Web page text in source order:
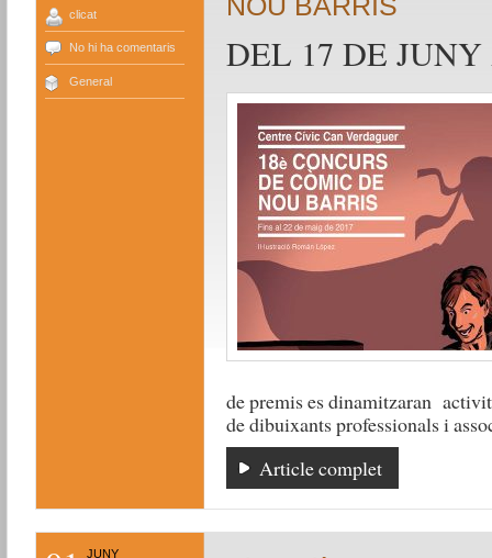
clicat
No hi ha comentaris
General
NOU BARRIS
DEL 17 DE
de premis es dinamitzaran
de dibuixants professionals i
Article complet
JUNY